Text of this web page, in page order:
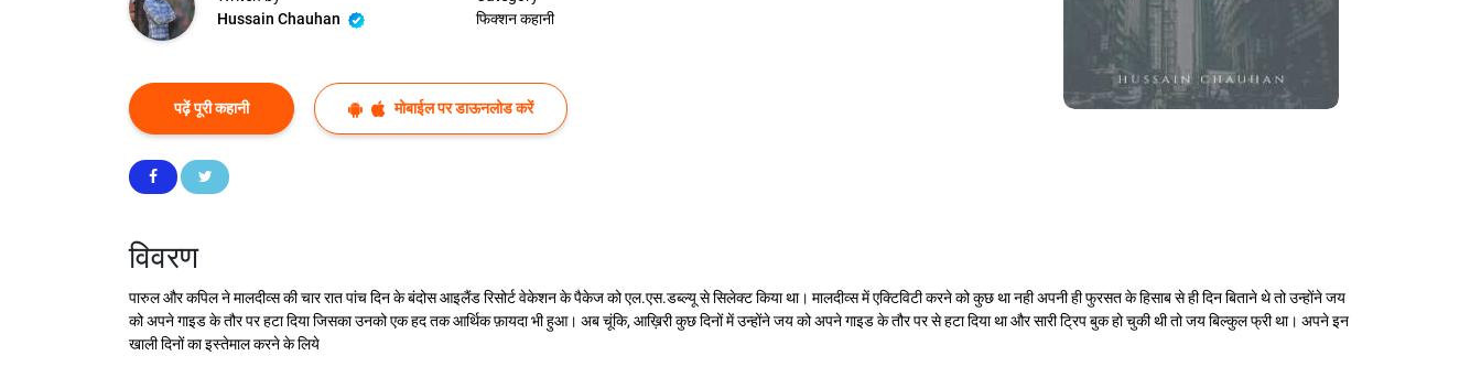
Hussain Chauhan
फिक्शन कहानी
पढ़ें पूरी कहानी मोबाईल पर डाऊनलोड करें
विवरण
पारुल और कपिल ने मालदीव्स की चार रात पांच दिन के बंदोस आइलैंड रिसोर्ट वेकेशन के पैकेज को एल.एस.डब्ल्यू से सिलेक्ट किया था। मालदीव्स में एक्टिविटी करने को कुछ था नही अपनी ही फुरसत के हिसाब से ही दिन बिताने थे तो उन्होंने जय
को अपने गाइड के तौर पर हटा दिया जिसका उनको एक हद तक आर्थिक फ़ायदा भी हुआ। अब चूंकि, आख़िरी कुछ दिनों में उन्होंने जय को अपने गाइड के तौर पर से हटा दिया था और सारी ट्रिप बुक हो चुकी थी तो जय बिल्कुल फ्री था। अपने इन
खाली दिनों का इस्तेमाल करने के लिये